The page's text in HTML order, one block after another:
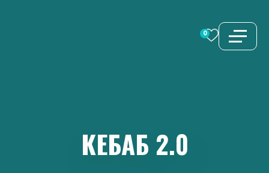
0
КЕБАБ 2.0